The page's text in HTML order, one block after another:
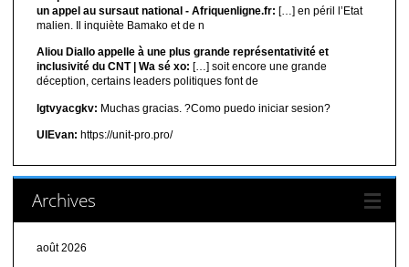
un appel au sursaut national - Afriquenligne.fr: […] en péril l’Etat
malien. Il inquiète Bamako et de n
Aliou Diallo appelle à une plus grande représentativité et
inclusivité du CNT | Wa sé xo: […] soit encore une grande
déception, certains leaders politiques font de
lgtvyacgkv: Muchas gracias. ?Como puedo iniciar sesion?
UIEvan: https://unit-pro.pro/
Archives
août 2026